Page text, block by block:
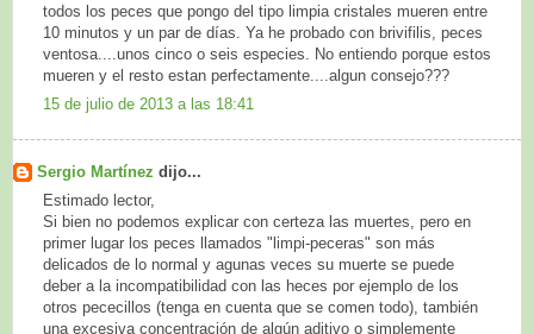
todos los peces que pongo del tipo limpia cristales mueren entre
10 minutos y un par de días. Ya he probado con brivifilis, peces
ventosa....unos cinco o seis especies. No entiendo porque estos
mueren y el resto estan perfectamente....algun consejo???
15 de julio de 2013 a las 18:41
Sergio Martínez dijo...
Estimado lector,
Si bien no podemos explicar con certeza las muertes, pero en
primer lugar los peces llamados "limpi-peceras" son más
delicados de lo normal y agunas veces su muerte se puede
deber a la incompatibilidad con las heces por ejemplo de los
otros pececillos (tenga en cuenta que se comen todo), también
una excesiva concentración de algún aditivo o simplemente